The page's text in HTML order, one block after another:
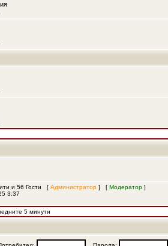
и 56 Гости [ Администратор ] [ Модератор ]
3:37
5 минути